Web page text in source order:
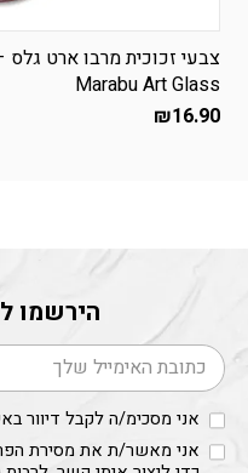
צבעי זכוכית מרבו ארט גלס
Marabu Art Glass
₪16.90
סוגים.
לבחור
האפשרויות
בעמוד
המוצר
הירשמו
דוא׳׳ל
אני מסכימ/ה לקבל דיוור
אני מאשר/ת את מסירת